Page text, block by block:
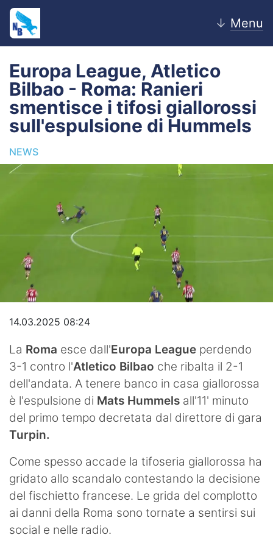
↓ Menu
Home
News
Editoriale
Settore Giovanile
Lazio Women
Calciomercato
Video
Europa League, Atletico
Bilbao - Roma: Ranieri
smentisce i tifosi giallorossi
sull'espulsione di Hummels
NEWS
14.03.2025 08:24
La Roma esce dall'Europa League perdendo
3-1 contro l'Atletico Bilbao che ribalta il 2-1
dell'andata. A tenere banco in casa giallorossa
è l'espulsione di Mats Hummels all'11' minuto
del primo tempo decretata dal direttore di gara
Turpin.
Come spesso accade la tifoseria giallorossa ha
gridato allo scandalo contestando la decisione
del fischietto francese. Le grida del complotto
ai danni della Roma sono tornate a sentirsi sui
social e nelle radio.